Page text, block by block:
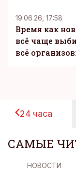
19.06.26, 17:58
Время как
всё чаще
всё
24 часа
САМЫЕ
НОВОСТИ